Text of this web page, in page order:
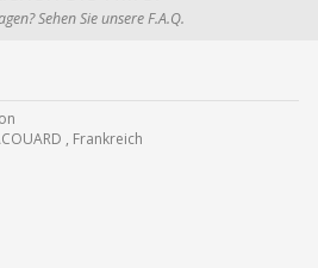
Sehen Sie unsere F.A.Q.
, Frankreich